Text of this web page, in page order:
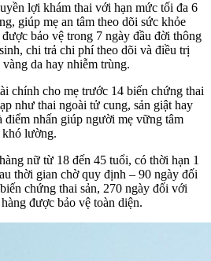
lợi khám thai với hạn mức tối đa 6
giúp mẹ an tâm theo dõi sức khỏe
bảo vệ trong 7 ngày đầu đời thông
chi trả chi phí theo dõi và điều trị
da hay nhiễm trùng.
chính cho mẹ trước 14 biến chứng thai
như thai ngoài tử cung, sản giật hay
điểm nhấn giúp người mẹ vững tâm
lường.
nữ từ 18 đến 45 tuổi, có thời hạn 1
thời gian chờ quy định – 90 ngày đối
chứng thai sản, 270 ngày đối với
được bảo vệ toàn diện.